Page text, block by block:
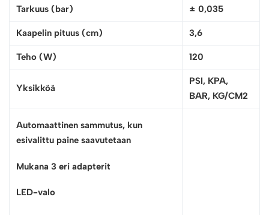
Tarkuus (bar) ± 0,035
Kaapelin pituus (cm) 3,6
Teho (W) 120
Yksikköä
PSI, KPA,
BAR, KG/CM2
Automaattinen sammutus, kun
esivalittu paine saavutetaan
Mukana 3 eri adapterit
LED-valo